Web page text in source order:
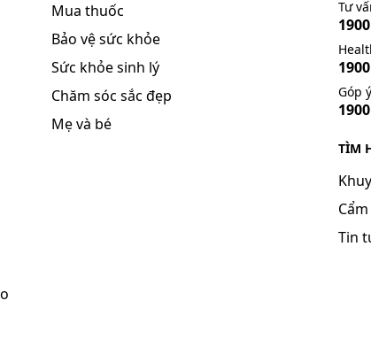
Mua thuốc
Bảo vệ sức khỏe
Sức khỏe sinh lý
Chăm sóc sắc đẹp
Mẹ và bé
Tư
Góp
TÌM
Tin